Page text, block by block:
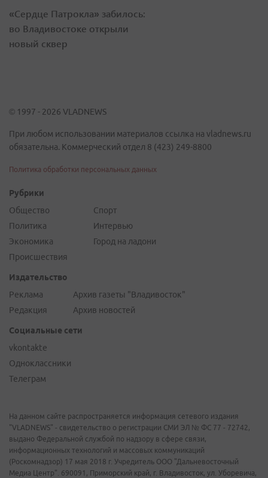
«Сердце Патрокла» забилось:
во Владивостоке открыли
новый сквер
© 1997 - 2026 VLADNEWS
При любом использовании материалов ссылка на vladnews.ru
обязательна. Коммерческий отдел 8 (423) 249-8800
Политика обработки персональных данных
Рубрики
Общество
Политика
Экономика
Происшествия
Спорт
Интервью
Город на ладони
Издательство
Реклама
Редакция
Архив газеты "Владивосток"
Архив новостей
Социальные сети
vkontakte
Одноклассники
Телеграм
На данном сайте распространяется информация сетевого издания
"VLADNEWS" - свидетельство о регистрации СМИ ЭЛ № ФС 77 - 72742,
выдано Федеральной службой по надзору в сфере связи,
информационных технологий и массовых коммуникаций
(Роскомнадзор) 17 мая 2018 г. Учредитель ООО "Дальневосточный
Медиа Центр". 690091, Приморский край, г. Владивосток, ул. Уборевича,